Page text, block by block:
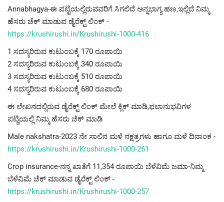
Annabhagya-ಈ ಪಟ್ಟಿಯಲ್ಲಿರುವವರಿಗೆ ಸಿಗಲಿದೆ ಅನ್ನಭಾಗ್ಯ ಹಣ,ಇಲ್ಲಿದೆ ನಿಮ್ಮ
ಹೆಸರು ಚೆಕ್ ಮಾಡುವ ಡೈರೆಕ್ಟ್ ಲಿಂಕ್ -
https://krushirushi.in/Krushirushi-1000-416
1 ಸದಸ್ಯರಿರುವ ಕುಟುಂಬಕ್ಕೆ 170 ರೂಪಾಯಿ
2 ಸದಸ್ಯರಿರುವ ಕುಟುಂಬಕ್ಕೆ 340 ರೂಪಾಯಿ
3 ಸದಸ್ಯರಿರುವ ಕುಟುಂಬಕ್ಕೆ 510 ರೂಪಾಯಿ
4 ಸದಸ್ಯರಿರುವ ಕುಟುಂಬಕ್ಕೆ 680 ರೂಪಾಯಿ
ಈ ಲೇಖನದಲ್ಲಿರುವ ಡೈರೆಕ್ಟ್ ಲಿಂಕ್ ಮೇಲೆ ಕ್ಲಿಕ್ ಮಾಡಿ,ಫಲಾನುಭವಿಗಳ
ಪಟ್ಚಿಯಲ್ಲಿ ನಿಮ್ಮ ಹೆಸರು ಚೆಕ್ ಮಾಡಿ
Male nakshatra-2023 ನೇ ಸಾಲಿನ ಮಳೆ ನಕ್ಷತ್ರಗಳು ಹಾಗೂ ಮಳೆ ದಿನಾಂಕ -
https://krushirushi.in/Krushirushi-1000-261
Crop insurance-ನನ್ನ ಖಾತೆಗೆ 11,354 ರೂಪಾಯಿ ಬೆಳೆವಿಮೆ ಜಮಾ-ನಿಮ್ಮ
ಬೆಳೆವಿಮೆ ಚೆಕ್ ಮಾಡುವ ಡೈರೆಕ್ಟ್ ಲಿಂಕ್ -
https://krushirushi.in/Krushirushi-1000-257